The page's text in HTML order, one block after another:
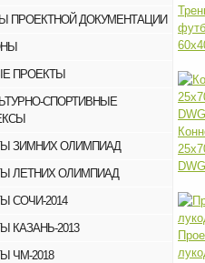
ПРОЕКТНОЙ ДОКУМЕНТАЦИИ
ПРОЕКТЫ
СПОРТИВНЫЕ
ЗИМНИХ ОЛИМПИАД
ЛЕТНИХ ОЛИМПИАД
СОЧИ-2014
КАЗАНЬ-2013
ЧМ-2018
DWG